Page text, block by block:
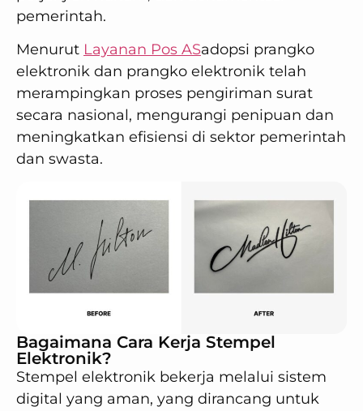
pemerintah.
Menurut Layanan Pos ASadopsi prangko
elektronik dan prangko elektronik telah
merampingkan proses pengiriman surat
secara nasional, mengurangi penipuan dan
meningkatkan efisiensi di sektor pemerintah
dan swasta.
Bagaimana Cara Kerja Stempel
Elektronik?
Stempel elektronik bekerja melalui sistem
digital yang aman, yang dirancang untuk